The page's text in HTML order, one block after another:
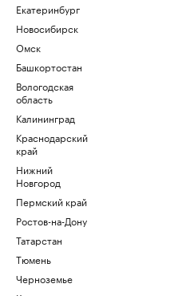
Екатеринбург
Новосибирск
Омск
Башкортостан
Вологодская
область
Калининград
Краснодарский
край
Нижний
Новгород
Пермский край
Ростов-на-Дону
Татарстан
Тюмень
Черноземье